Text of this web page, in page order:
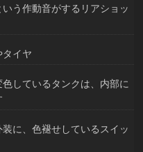
う作動音がするリアショッ
イヤ
しているタンクは、内部に
に、色褪せしているスイッ